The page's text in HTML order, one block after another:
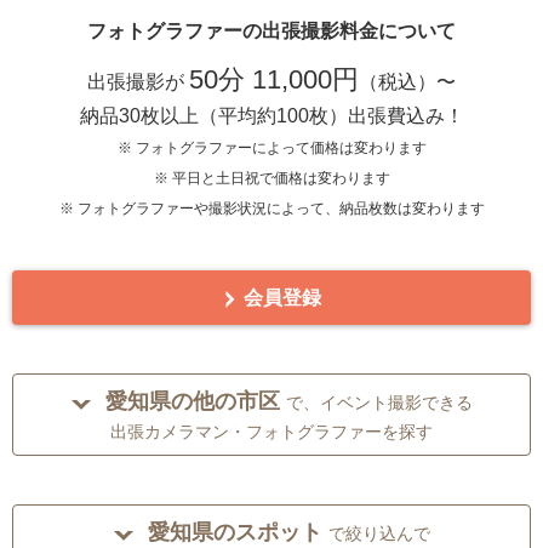
フォトグラファーの出張撮影料金について
出張撮影が 50分 11,000円
（税込）〜
納品30枚以上（平均約100枚）出張費込み！
※ フォトグラファーによって価格は変わります
※ 平日と土日祝で価格は変わります
※ フォトグラファーや撮影状況によって、納品枚数は変わります
会員登録
愛知県の他の市区 で、イベント撮影できる
出張カメラマン・フォトグラファーを探す
愛知県のスポット で絞り込んで